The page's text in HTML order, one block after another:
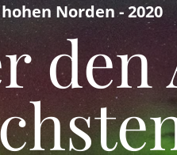
Norden - 2020
den